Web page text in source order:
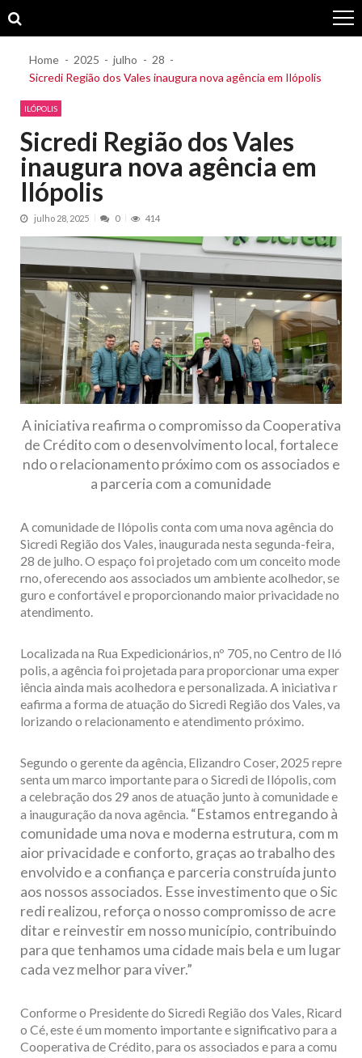
to
to
Home 2025 julho
28
Sicredi Região dos Vales inaugura nova agência em Ilópolis
ILÓPOLIS
Sicredi Região dos Vales
inaugura nova agência em
Ilópolis
julho 28, 2025 0 414
A iniciativa reafirma o compromisso da Cooperativa
de Crédito com o desenvolvimento local, fortalece
ndo o relacionamento próximo com os associados e
a parceria com a comunidade
A comunidade de Ilópolis conta com uma nova agência do
Sicredi Região dos Vales, inaugurada nesta segunda-feira,
28 de julho. O espaço foi projetado com um conceito mode
rno, oferecendo aos associados um ambiente acolhedor, se
guro e confortável e proporcionando maior privacidade no
atendimento.
Localizada na Rua Expedicionários, nº 705, no Centro de Iló
polis, a agência foi projetada para proporcionar uma exper
iência ainda mais acolhedora e personalizada. A iniciativa r
eafirma a forma de atuação do Sicredi Região dos Vales, va
lorizando o relacionamento e atendimento próximo.
Segundo o gerente da agência, Elizandro Coser, 2025 repre
senta um marco importante para o Sicredi de Ilópolis, com
a celebração dos 29 anos de atuação junto à comunidade e
a inauguração da nova agência. “Estamos entregando à
comunidade uma nova e moderna estrutura, com m
aior privacidade e conforto, graças ao trabalho des
envolvido e a confiança e parceria construída junto
aos nossos associados. Esse investimento que o Sic
redi realizou, reforça o nosso compromisso de acre
ditar e reinvestir em nosso município, contribuindo
para que tenhamos uma cidade mais bela e um lugar
cada vez melhor para viver.”
Conforme o Presidente do Sicredi Região dos Vales, Ricard
o Cé, este é um momento importante e significativo para a
Cooperativa de Crédito, para os associados e para a comu